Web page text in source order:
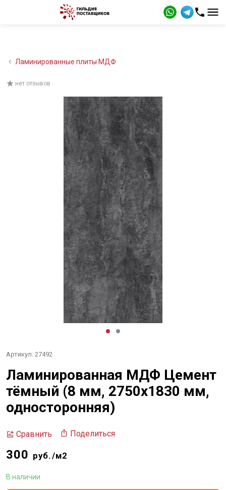
Ламинированные плиты МДФ
нет отзывов
Артикул: 27492
Ламинированная МДФ Цемент
тёмный (8 мм, 2750х1830 мм,
односторонняя)
Сравнить Поделиться
300 руб./м2
В наличии